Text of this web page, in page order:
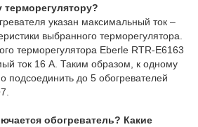
указан максимальный ток –
выбранного терморегулятора.
терморегулятора Eberle RTR-E6163
ток 16 А. Таким образом, к одному
подсоединить до 5 обогревателей
обогреватель? Какие